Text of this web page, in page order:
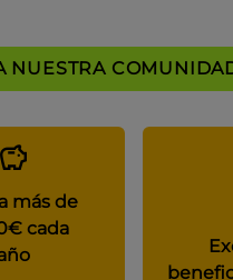
NUESTRA
más de
cada